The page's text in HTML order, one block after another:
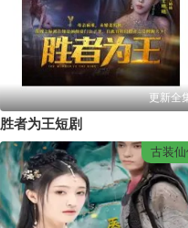
更新全
胜者为王短剧
古装